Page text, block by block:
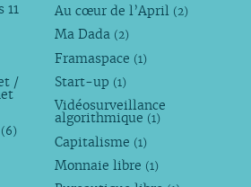
11
/
(6)
Au cœur de l’April (2)
Ma Dada (2)
Framaspace (1)
Start-up (1)
Vidéosurveillance
algorithmique (1)
Capitalisme (1)
Monnaie libre (1)